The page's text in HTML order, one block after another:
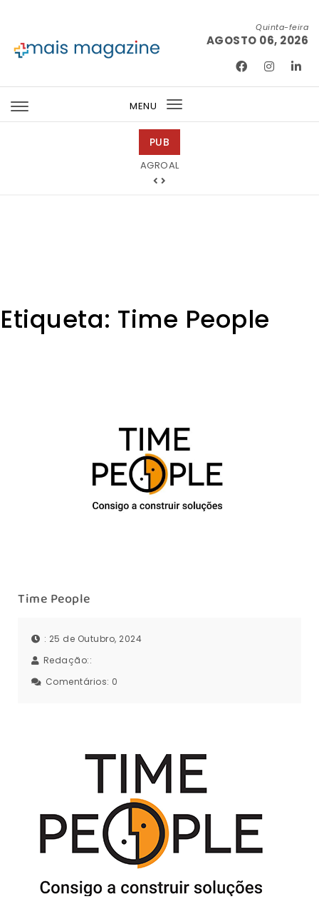
Quinta-feira
AGOSTO 06, 2026
MENU
Toggle
PUB
Ricardo Junqueira Fotografia
Etiqueta: Time People
Time People
: 25 de Outubro, 2024
Redação::
Comentários: 0